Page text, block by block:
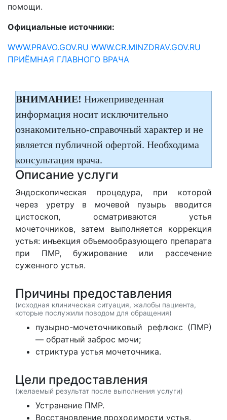
помощи.
Официальные источники:
WWW.PRAVO.GOV.RU WWW.CR.MINZDRAV.GOV.RU
ПРИЁМНАЯ ГЛАВНОГО ВРАЧА
ВНИМАНИЕ! Нижеприведенная
информация носит исключительно
ознакомительно-справочный характер и не
является публичной офертой. Необходима
консультация врача.
Описание услуги
Эндоскопическая процедура, при которой
через уретру в мочевой пузырь вводится
цистоскоп, осматриваются устья
мочеточников, затем выполняется коррекция
устья: инъекция объемообразующего препарата
при ПМР, бужирование или рассечение
суженного устья.
Причины предоставления
(исходная клиническая ситуация, жалобы пациента,
которые послужили поводом для обращения)
пузырно-мочеточниковый рефлюкс (ПМР)
— обратный заброс мочи;
стриктура устья мочеточника.
Цели предоставления
(желаемый результат после выполнения услуги)
Устранение ПМР.
Восстановление проходимости устья.